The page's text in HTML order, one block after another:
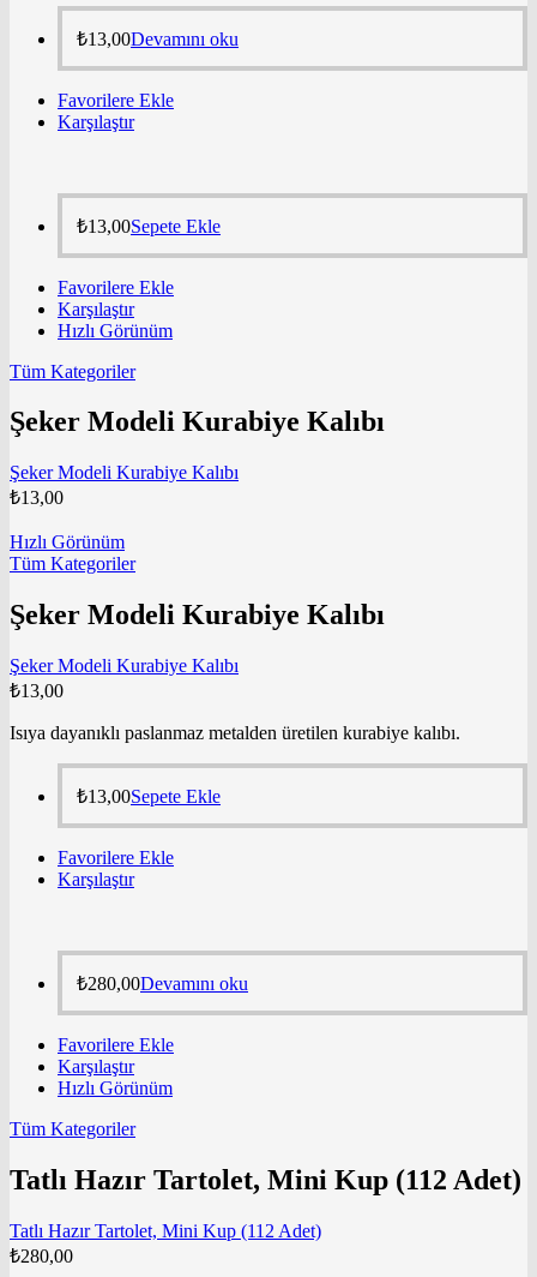
₺13,00Devamını oku
Favorilere Ekle
Karşılaştır
₺13,00Sepete Ekle
Favorilere Ekle
Karşılaştır
Hızlı Görünüm
Tüm Kategoriler
Şeker Modeli Kurabiye Kalıbı
Şeker Modeli Kurabiye Kalıbı
₺13,00
Hızlı Görünüm
Tüm Kategoriler
Şeker Modeli Kurabiye Kalıbı
Şeker Modeli Kurabiye Kalıbı
₺13,00
Isıya dayanıklı paslanmaz metalden üretilen kurabiye kalıbı.
₺13,00Sepete Ekle
Favorilere Ekle
Karşılaştır
₺280,00Devamını oku
Favorilere Ekle
Karşılaştır
Hızlı Görünüm
Tüm Kategoriler
Tatlı Hazır Tartolet, Mini Kup (112 Adet)
Tatlı Hazır Tartolet, Mini Kup (112 Adet)
₺280,00